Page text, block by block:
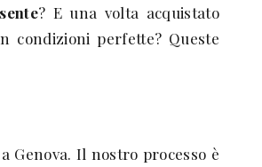
? E una volta acquistato
condizioni perfette? Queste
Genova. Il nostro processo è